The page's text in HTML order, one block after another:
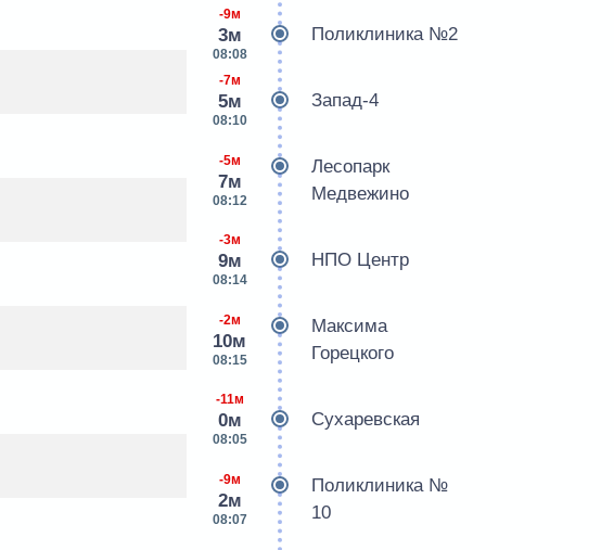
-9м
3м
08:08
Поликлиника №2
-7м
5м
08:10
Запад-4
-5м
7м
08:12
Лесопарк
Медвежино
-3м
9м
08:14
НПО Центр
-2м
10м
08:15
Максима
Горецкого
-11м
0м
08:05
Сухаревская
-9м
2м
08:07
Поликлиника №
10